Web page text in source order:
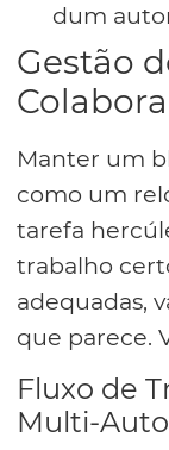
dum
Gestão
Manter um
como um
tarefa
trabalho
adequadas,
que parece.
Fluxo de
Multi-